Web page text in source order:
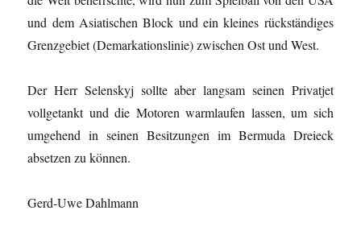
und dem Asiatischen Block und ein kleines rückständiges
Grenzgebiet (Demarkationslinie) zwischen Ost und West.
Der Herr Selenskyj sollte aber langsam seinen Privatjet
vollgetankt und die Motoren warmlaufen lassen, um sich
umgehend in seinen Besitzungen im Bermuda Dreieck
absetzen zu können.
Gerd-Uwe Dahlmann